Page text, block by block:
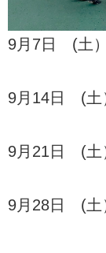
9月7日 (土
9月14日 (土
9月21日 (土
9月28日 (土